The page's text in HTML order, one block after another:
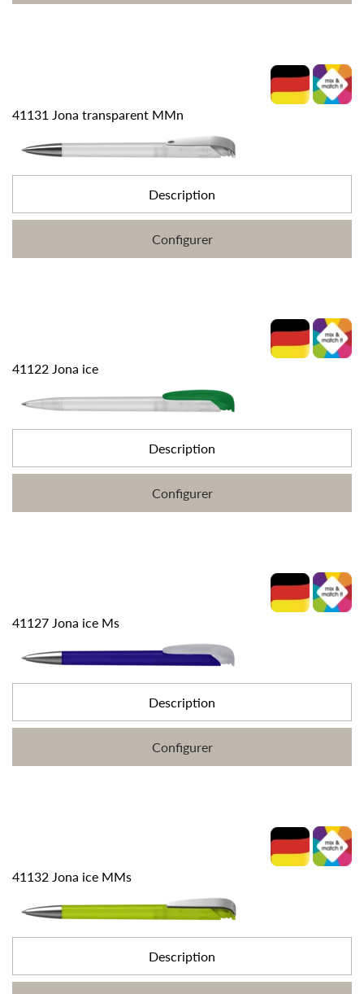
41131 Jona transparent MMn
Description
Configurer
41122 Jona ice
Description
Configurer
41127 Jona ice Ms
Description
Configurer
41132 Jona ice MMs
Description